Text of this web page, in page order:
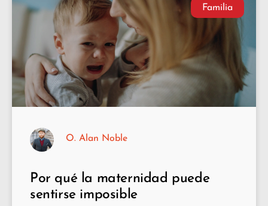
Familia
Por qué la maternidad puede
sentirse imposible
O. Alan Noble